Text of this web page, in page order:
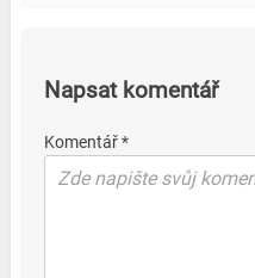
Napsat komentář
Komentář *